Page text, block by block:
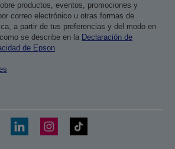
productos, eventos, promociones y
correo electrónico u otras formas de
a partir de tus preferencias y del modo en
se describe en la Declaración de
de Epson.